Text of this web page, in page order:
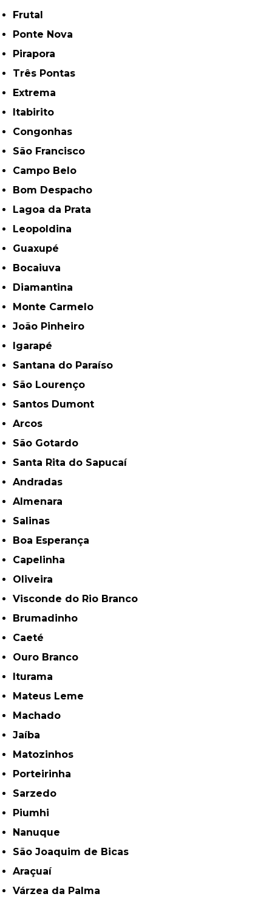
Frutal
Ponte Nova
Pirapora
Três Pontas
Extrema
Itabirito
Congonhas
São Francisco
Campo Belo
Bom Despacho
Lagoa da Prata
Leopoldina
Guaxupé
Bocaiuva
Diamantina
Monte Carmelo
João Pinheiro
Igarapé
Santana do Paraíso
São Lourenço
Santos Dumont
Arcos
São Gotardo
Santa Rita do Sapucaí
Andradas
Almenara
Salinas
Boa Esperança
Capelinha
Oliveira
Visconde do Rio Branco
Brumadinho
Caeté
Ouro Branco
Iturama
Mateus Leme
Machado
Jaíba
Matozinhos
Porteirinha
Sarzedo
Piumhi
Nanuque
São Joaquim de Bicas
Araçuaí
Várzea da Palma